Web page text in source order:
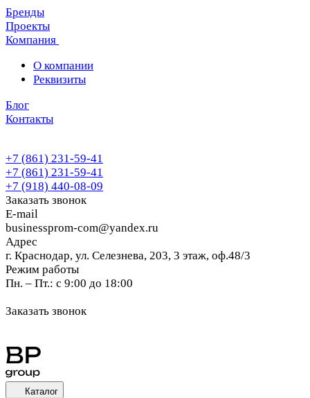
Бренды
Проекты
Компания
О компании
Реквизиты
Блог
Контакты
+7 (861) 231-59-41
+7 (861) 231-59-41
+7 (918) 440-08-09
Заказать звонок
E-mail
businessprom-com@yandex.ru
Адрес
г. Краснодар, ул. Селезнева, 203, 3 этаж, оф.48/3
Режим работы
Пн. – Пт.: с 9:00 до 18:00
Заказать звонок
Каталог